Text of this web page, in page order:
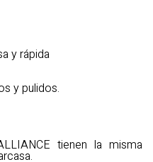
y rápida
y pulidos.
tienen la misma